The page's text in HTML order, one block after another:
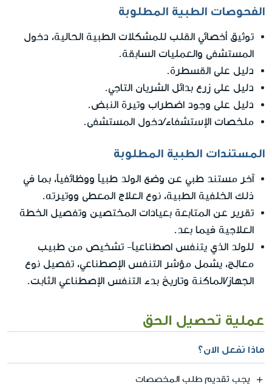
الفحوصات الطبية المطلوبة
توثيق أخصائي القلب للمشكلات الطبية الحالية، دخول
المستشفى والعمليات السابقة.
دليل على القسطرة.
دليل على زرع بدائل الشريان التاجي.
دليل على وجود اضطراب وتيرة النبض.
ملخصات الإستشفاء/دخول المستشفى.
المستندات الطبية المطلوبة
آخر مستند طبي عن وضع الولد طبياً ووظائفياً، بما في
ذلك الخلفية الطبية، نوع العلاج المعطى ووتيرته.
تقرير عن المتابعة بعيادات المختصين وتفصيل الخطة
العلاجية فيما بعد.
للولد الذي يتنفس اصطناعياً- تشخيص من طبيب
معالِج، يشمل مؤشر التنفس الإصطناعي، تفصيل نوع
الجهاز/الماكنة وتاريخ بدء التنفس الإصطناعي الثابت.
عملية تحصيل الحق
ماذا نفعل الان؟
يجب تقديم طلب المخصصات